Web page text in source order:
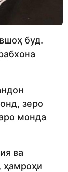
буд.
зеро
монда
ва
ҳамроҳи